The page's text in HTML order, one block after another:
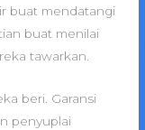
buat mendatangi
buat menilai
tawarkan.
beri. Garansi
penyuplai